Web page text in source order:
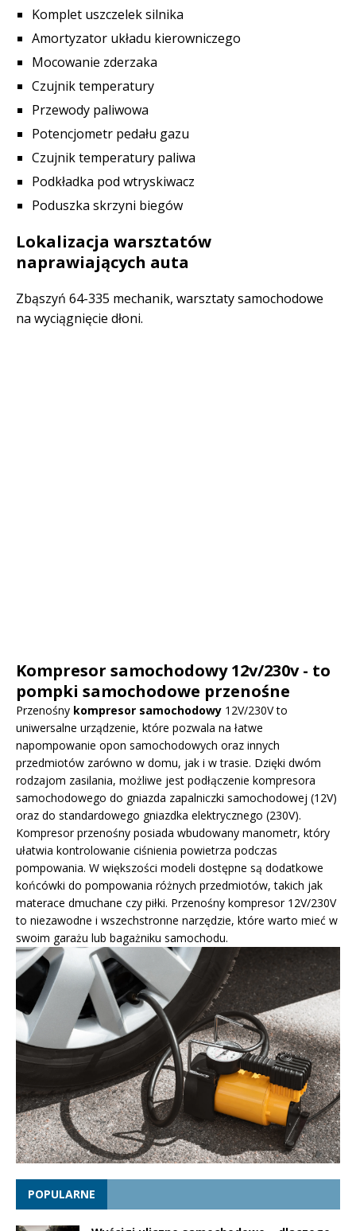
Komplet uszczelek silnika
Amortyzator układu kierowniczego
Mocowanie zderzaka
Czujnik temperatury
Przewody paliwowa
Potencjometr pedału gazu
Czujnik temperatury paliwa
Podkładka pod wtryskiwacz
Poduszka skrzyni biegów
Lokalizacja warsztatów
naprawiających auta
Zbąszyń 64-335 mechanik, warsztaty samochodowe
na wyciągnięcie dłoni.
Kompresor samochodowy 12v/230v - to
pompki samochodowe przenośne
Przenośny kompresor samochodowy 12V/230V to
uniwersalne urządzenie, które pozwala na łatwe
napompowanie opon samochodowych oraz innych
przedmiotów zarówno w domu, jak i w trasie. Dzięki dwóm
rodzajom zasilania, możliwe jest podłączenie kompresora
samochodowego do gniazda zapalniczki samochodowej (12V)
oraz do standardowego gniazdka elektrycznego (230V).
Kompresor przenośny posiada wbudowany manometr, który
ułatwia kontrolowanie ciśnienia powietrza podczas
pompowania. W większości modeli dostępne są dodatkowe
końcówki do pompowania różnych przedmiotów, takich jak
materace dmuchane czy piłki. Przenośny kompresor 12V/230V
to niezawodne i wszechstronne narzędzie, które warto mieć w
swoim garażu lub bagażniku samochodu.
POPULARNE